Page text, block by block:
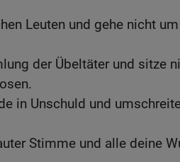
Leuten und gehe nicht
der Übeltäter und sitze
in Unschuld und
Stimme und alle deine